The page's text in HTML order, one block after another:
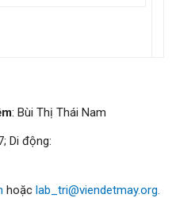
: Bùi Thị Thái Nam
Di động:
hoặc lab_tri@viendetmay.org.